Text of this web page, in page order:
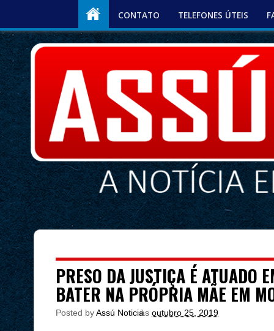
CONTATO TELEFONES ÚTEIS
PRESO DA JUSTIÇA É ATUADO
BATER NA PRÓPRIA MÃE EM
Posted byAssú Noticia
às outubro 25, 2019